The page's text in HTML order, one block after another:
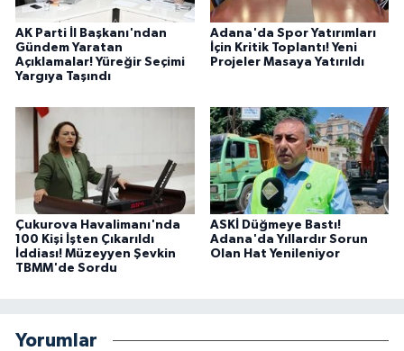
AK Parti İl Başkanı'ndan
Gündem Yaratan
Açıklamalar! Yüreğir Seçimi
Yargıya Taşındı
Adana'da Spor Yatırımları
İçin Kritik Toplantı! Yeni
Projeler Masaya Yatırıldı
Çukurova Havalimanı'nda
100 Kişi İşten Çıkarıldı
İddiası! Müzeyyen Şevkin
TBMM'de Sordu
ASKİ Düğmeye Bastı!
Adana'da Yıllardır Sorun
Olan Hat Yenileniyor
Yorumlar